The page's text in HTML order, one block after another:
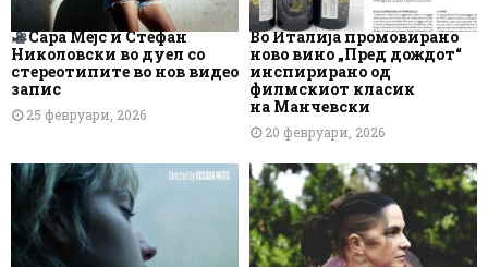
Сара Мејс и Стефан
Николовски во дуел со
стереотипите во нов видео
запис
25 февруари, 2026
Во Италија промовирано
ново вино „Пред дождот“
инспирирано од
филмскиот класик
на Манчевски
20 февруари, 2026